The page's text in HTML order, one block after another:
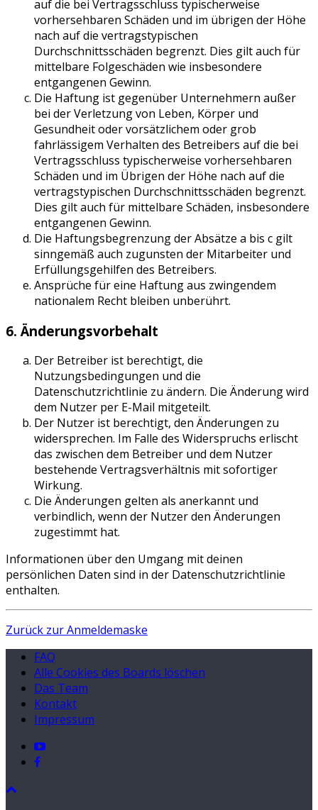
auf die bei Vertragsschluss typischerweise
vorhersehbaren Schäden und im übrigen der Höhe
nach auf die vertragstypischen
Durchschnittsschäden begrenzt. Dies gilt auch für
mittelbare Folgeschäden wie insbesondere
entgangenen Gewinn.
Die Haftung ist gegenüber Unternehmern außer
bei der Verletzung von Leben, Körper und
Gesundheit oder vorsätzlichem oder grob
fahrlässigem Verhalten des Betreibers auf die bei
Vertragsschluss typischerweise vorhersehbaren
Schäden und im Übrigen der Höhe nach auf die
vertragstypischen Durchschnittsschäden begrenzt.
Dies gilt auch für mittelbare Schäden, insbesondere
entgangenen Gewinn.
Die Haftungsbegrenzung der Absätze a bis c gilt
sinngemäß auch zugunsten der Mitarbeiter und
Erfüllungsgehilfen des Betreibers.
Ansprüche für eine Haftung aus zwingendem
nationalem Recht bleiben unberührt.
6. Änderungsvorbehalt
Der Betreiber ist berechtigt, die
Nutzungsbedingungen und die
Datenschutzrichtlinie zu ändern. Die Änderung wird
dem Nutzer per E-Mail mitgeteilt.
Der Nutzer ist berechtigt, den Änderungen zu
widersprechen. Im Falle des Widerspruchs erlischt
das zwischen dem Betreiber und dem Nutzer
bestehende Vertragsverhältnis mit sofortiger
Wirkung.
Die Änderungen gelten als anerkannt und
verbindlich, wenn der Nutzer den Änderungen
zugestimmt hat.
Informationen über den Umgang mit deinen
persönlichen Daten sind in der Datenschutzrichtlinie
enthalten.
Zurück zur Anmeldemaske
FAQ
Alle Cookies des Boards löschen
Das Team
Kontakt
Impressum